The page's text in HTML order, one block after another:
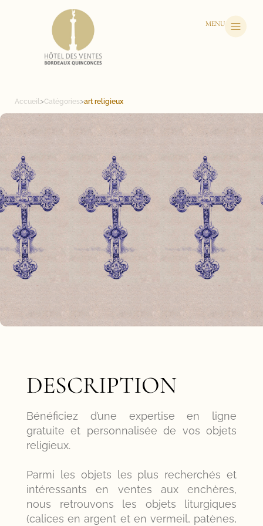
MENU
Accueil>Catégories>art religieux
DESCRIPTION
Bénéficiez d’une expertise en ligne
gratuite et personnalisée de vos objets
religieux.
Parmi les objets les plus recherchés et
intéressants en ventes aux enchères,
nous retrouvons les objets liturgiques
(calices en argent et en vermeil, patènes,